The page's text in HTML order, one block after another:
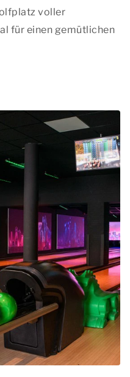
voller
für einen gemütlichen